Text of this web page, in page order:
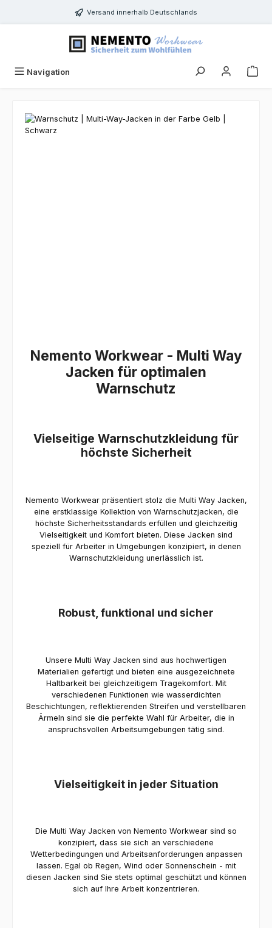
Zum Hauptinhalt springenVersand innerhalb Deutschlands
Navigation
Nemento Workwear - Multi Way
Jacken für optimalen
Warnschutz
Vielseitige Warnschutzkleidung für
höchste Sicherheit
Nemento Workwear präsentiert stolz die Multi Way Jacken,
eine erstklassige Kollektion von Warnschutzjacken, die
höchste Sicherheitsstandards erfüllen und gleichzeitig
Vielseitigkeit und Komfort bieten. Diese Jacken sind
speziell für Arbeiter in Umgebungen konzipiert, in denen
Warnschutzkleidung unerlässlich ist.
Robust, funktional und sicher
Unsere Multi Way Jacken sind aus hochwertigen
Materialien gefertigt und bieten eine ausgezeichnete
Haltbarkeit bei gleichzeitigem Tragekomfort. Mit
verschiedenen Funktionen wie wasserdichten
Beschichtungen, reflektierenden Streifen und verstellbaren
Ärmeln sind sie die perfekte Wahl für Arbeiter, die in
anspruchsvollen Arbeitsumgebungen tätig sind.
Vielseitigkeit in jeder Situation
Die Multi Way Jacken von Nemento Workwear sind so
konzipiert, dass sie sich an verschiedene
Wetterbedingungen und Arbeitsanforderungen anpassen
lassen. Egal ob Regen, Wind oder Sonnenschein - mit
diesen Jacken sind Sie stets optimal geschützt und können
sich auf Ihre Arbeit konzentrieren.